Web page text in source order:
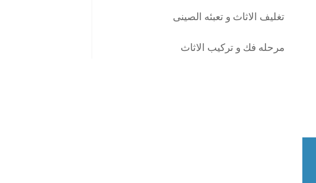
تغليف الاثاث و تعبئه الصينى
مرحله فك و تركيب الاثاث